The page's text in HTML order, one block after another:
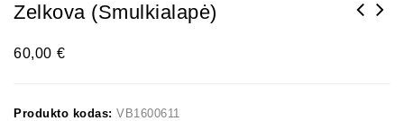
Zelkova (smulkialapė)
60,00 €
Produkto kodas: VB1600611